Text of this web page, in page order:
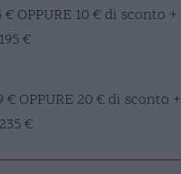
€ OPPURE 10 € di sconto +
€
€ OPPURE 20 € di sconto +
€